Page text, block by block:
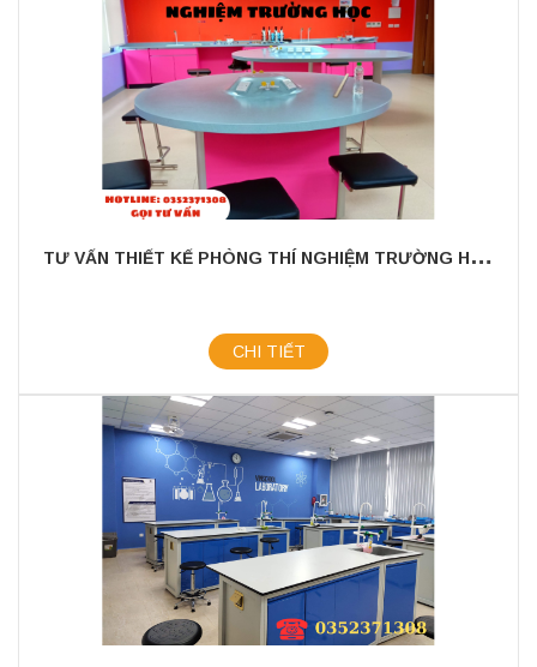
T
Ư VẤN THIẾT KẾ PHÒNG THÍ NGHIỆM TRƯỜNG HỌC KHU VỰC THÀNH PHỐ HỒ CHÍ MINH
CHI TIẾT